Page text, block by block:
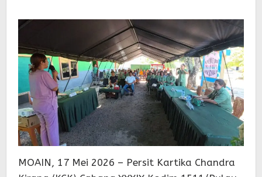
MOAIN, 17 Mei 2026 – Persit Kartika Chandra